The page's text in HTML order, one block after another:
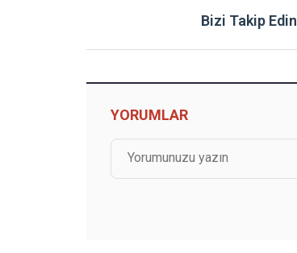
Bizi Takip Edin
YORUMLAR